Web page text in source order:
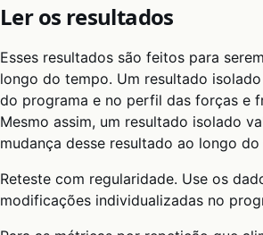
Ler os resultados
Esses resultados são feitos para
longo do tempo. Um resultado
do programa e no perfil das forças e
Mesmo assim, um resultado isolado
mudança desse resultado ao longo
Reteste com regularidade. Use os
modificações individualizadas no